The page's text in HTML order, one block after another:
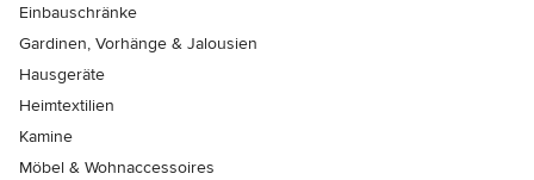
Einbauschränke
Gardinen, Vorhänge & Jalousien
Hausgeräte
Heimtextilien
Kamine
Möbel & Wohnaccessoires